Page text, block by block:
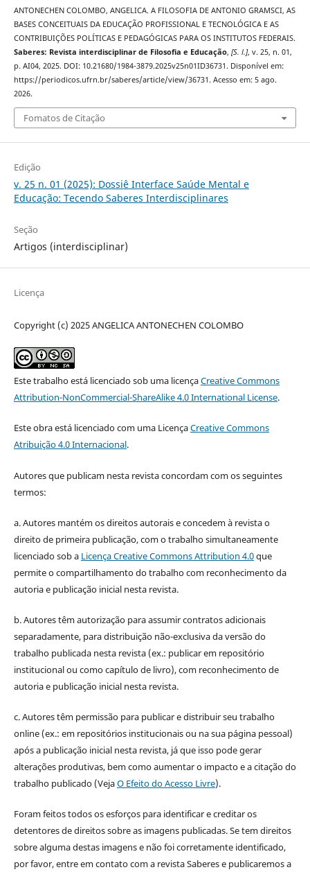
ANTONECHEN COLOMBO, ANGELICA. A FILOSOFIA DE ANTONIO GRAMSCI, AS
BASES CONCEITUAIS DA EDUCAÇÃO PROFISSIONAL E TECNOLÓGICA E AS
CONTRIBUIÇÕES POLÍTICAS E PEDAGÓGICAS PARA OS INSTITUTOS FEDERAIS.
Saberes: Revista interdisciplinar de Filosofia e Educação, [S. l.], v. 25, n. 01,
p. AI04, 2025. DOI: 10.21680/1984-3879.2025v25n01ID36731. Disponível em:
https://periodicos.ufrn.br/saberes/article/view/36731. Acesso em: 5 ago.
2026.
Fomatos de Citação
Edição
v. 25 n. 01 (2025): Dossiê Interface Saúde Mental e
Educação: Tecendo Saberes Interdisciplinares
Seção
Artigos (interdisciplinar)
Licença
Copyright (c) 2025 ANGELICA ANTONECHEN COLOMBO
Este trabalho está licenciado sob uma licençaCreative Commons
Attribution-NonCommercial-ShareAlike 4.0 International License.
Este obra está licenciado com uma LicençaCreative Commons
Atribuição 4.0 Internacional.
Autores que publicam nesta revista concordam com os seguintes
termos:
a. Autores mantém os direitos autorais e concedem à revista o
direito de primeira publicação, com o trabalho simultaneamente
licenciado sob a Licença Creative Commons Attribution 4.0que
permite o compartilhamento do trabalho com reconhecimento da
autoria e publicação inicial nesta revista.
b. Autores têm autorização para assumir contratos adicionais
separadamente, para distribuição não-exclusiva da versão do
trabalho publicada nesta revista (ex.: publicar em repositório
institucional ou como capítulo de livro), com reconhecimento de
autoria e publicação inicial nesta revista.
c. Autores têm permissão para publicar e distribuir seu trabalho
online (ex.: em repositórios institucionais ou na sua página pessoal)
após a publicação inicial nesta revista, já que isso pode gerar
alterações produtivas, bem como aumentar o impacto e a citação do
trabalho publicado (VejaO Efeito do Acesso Livre).
Foram feitos todos os esforços para identificar e creditar os
detentores de direitos sobre as imagens publicadas. Se tem direitos
sobre alguma destas imagens e não foi corretamente identificado,
por favor, entre em contato com a revista Saberes e publicaremos a